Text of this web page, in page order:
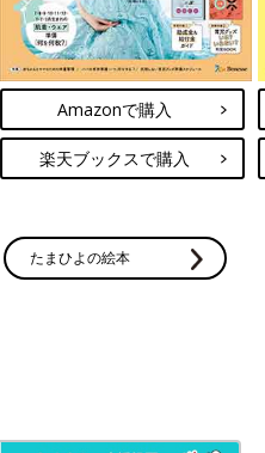
Amazonで購入
楽天ブックスで購入
たまひよの絵本